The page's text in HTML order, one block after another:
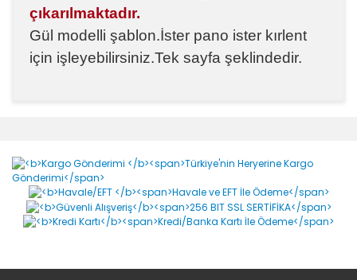
çıkarılmaktadır.
Gül modelli şablon.İster pano ister kırlent
için işleyebilirsiniz.Tek sayfa şeklindedir.
Yorum Yaz
Ürün resmi kalitesiz, bozuk veya görüntülenemiyor.
Ürün açıklamasında eksik bilgiler bulunuyor.
Ürün bilgilerinde hatalar bulunuyor.